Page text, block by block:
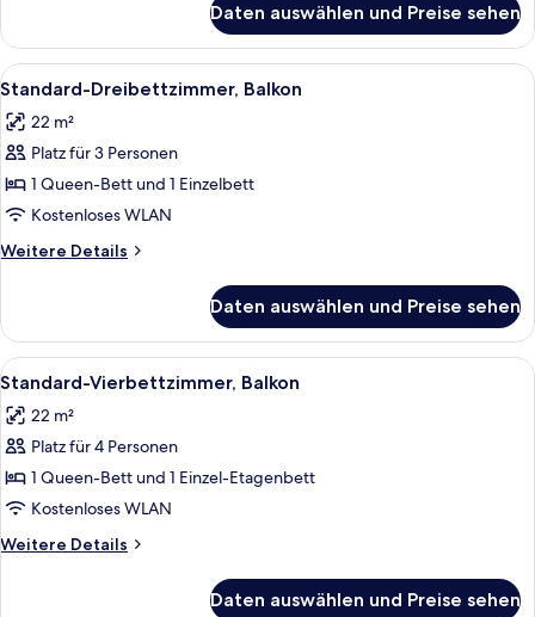
Einzelzimmer
Daten auswählen und Preise sehen
Alle
Fotos
für
Standard-
Dreibettzimmer,
Balkon
anzeigen
Ein modernes Hotelzimmer mit
5
Standard-Dreibettzimmer, Balkon
22 m²
Platz für 3 Personen
1 Queen-Bett und 1 Einzelbett
Kostenloses WLAN
Weitere Details
Weitere
Dreibettzimmer,
Balkon
Daten auswählen und Preise sehen
Alle
Fotos
für
Standard-
Vierbettzimmer,
Balkon
anzeigen
Ein modernes Hotelzimmer mit
5
Standard-Vierbettzimmer, Balkon
22 m²
Platz für 4 Personen
1 Queen-Bett und 1 Einzel-Etagenbett
Kostenloses WLAN
Weitere Details
Weitere
Daten auswählen und Preise sehen